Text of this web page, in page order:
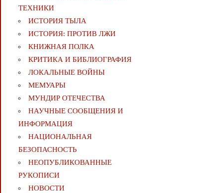
ТЕХНИКИ
ИСТОРИЯ ТЫЛА
ИСТОРИЯ: ПРОТИВ ЛЖИ
КНИЖНАЯ ПОЛКА
КРИТИКА И БИБЛИОГРАФИЯ
ЛОКАЛЬНЫЕ ВОЙНЫ
МЕМУАРЫ
МУНДИР ОТЕЧЕСТВА
НАУЧНЫЕ СООБЩЕНИЯ И
ИНФОРМАЦИЯ
НАЦИОНАЛЬНАЯ
БЕЗОПАСНОСТЬ
НЕОПУБЛИКОВАННЫЕ
РУКОПИСИ
НОВОСТИ